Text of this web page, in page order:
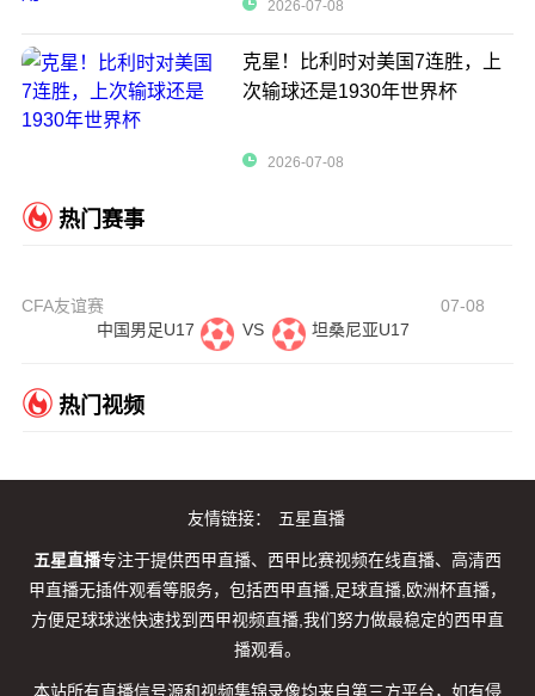
2026-07-08
克星！比利时对美国7连胜，上
次输球还是1930年世界杯
2026-07-08
热门赛事
CFA友谊赛
07-08
中国男足U17
VS 坦桑尼亚U17
热门视频
友情链接： 五星直播
五星直播专注于提供西甲直播、西甲比赛视频在线直播、高清西
甲直播无插件观看等服务，包括西甲直播,足球直播,欧洲杯直播，
方便足球球迷快速找到西甲视频直播,我们努力做最稳定的西甲直
播观看。
本站所有直播信号源和视频集锦录像均来自第三方平台，如有侵